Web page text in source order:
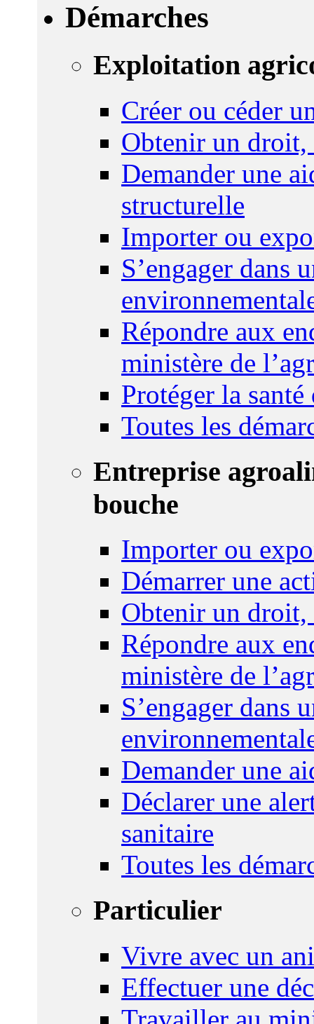
Démarches
Exploitation
Créer ou céder
Obtenir un droit,
Demander une
structurelle
Importer ou
S’engager dans
Répondre aux
ministère de
Protéger la
Toutes les
Entreprise
bouche
Importer ou
Démarrer une
Obtenir un droit,
Répondre aux
ministère de
S’engager dans
Demander une
Déclarer une
sanitaire
Toutes les
Particulier
Vivre avec un
Effectuer une